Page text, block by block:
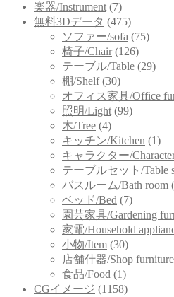
楽器/Instrument (7)
無料3Dデータ (475)
ソファー/sofa (75)
椅子/Chair (126)
テーブル/Table (29)
棚/Shelf (30)
オフィス家具/Office
照明/Light (99)
木/Tree (4)
キッチン/Kitchen (1)
キャラクター/
テーブルセット/Table
バスルーム/Bath room
ベッド/Bed (7)
園芸家具/Gardening
家電/Household
小物/Item (30)
店舗什器/Shop furniture
食品/Food (1)
CGイメージ (1158)